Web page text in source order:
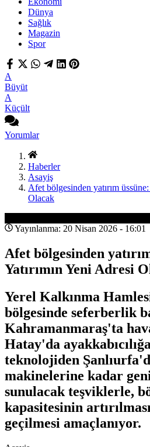
Dünya
Sağlık
Magazin
Spor
A
Büyüt
A
Küçült
Yorumlar
Haberler
Asayiş
Afet bölgesinden yatırım
Olacak
Yayınlanma: 20 Nisan 2026 - 16:01
Afet bölgesinden
Yatırımın Yeni Adresi
Yerel Kalkınma
bölgesinde seferberlik
Kahramanmaraş'ta
Hatay'da
teknolojiden
makinelerine kadar
sunulacak teşviklerle,
kapasitesinin
geçilmesi amaçlanıyor.